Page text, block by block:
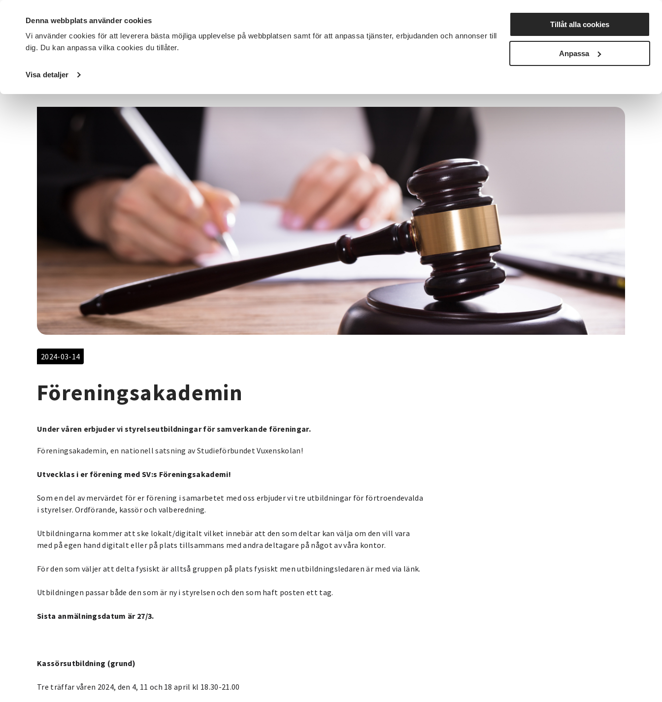
Denna webbplats använder cookies
Vi använder cookies för att leverera bästa möjliga upplevelse på webbplatsen samt för att anpassa tjänster, erbjudanden och annonser till
dig. Du kan anpassa vilka cookies du tillåter.
Visa detaljer
Tillåt alla cookies
Anpassa
DET HÄR GÖR VI FÖR DIG SOM SÖK KURSER OCH EVENEMANG Nyheter Avdelningar
Startsida / Avdelningar
2024-03-14
Föreningsakademin
Under våren erbjuder vi styrelseutbildningar för samverkande föreningar.
Föreningsakademin, en nationell satsning av Studieförbundet Vuxenskolan!
Utvecklas i er förening med SV:s Föreningsakademi!
Som en del av mervärdet för er förening i samarbetet med oss erbjuder vi tre utbildningar för förtroendevalda
i styrelser. Ordförande, kassör och valberedning.
Utbildningarna kommer att ske lokalt/digitalt vilket innebär att den som deltar kan välja om den vill vara
med på egen hand digitalt eller på plats tillsammans med andra deltagare på något av våra kontor.
För den som väljer att delta fysiskt är alltså gruppen på plats fysiskt men utbildningsledaren är med via länk.
Utbildningen passar både den som är ny i styrelsen och den som haft posten ett tag.
Sista anmälningsdatum är 27/3.
Kassörsutbildning (grund)
Tre träffar våren 2024, den 4, 11 och 18 april kl 18.30-21.00